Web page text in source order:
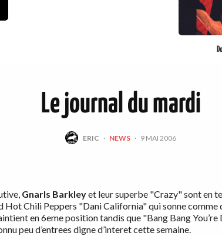
Le journal du mardi
ERIC · NEWS · 9 MAI 2006
Gnarls Barkleyet leur superbe "Crazy" sont en
Hot Chili Peppers "Dani California" qui sonne
en 6eme position tandis que "Bang Bang
peu d’entrees digne d’interet cette semaine.